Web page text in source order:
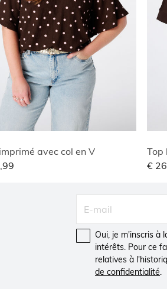
avec col en V
Top
€
Oui, je m'inscris à
intérêts. Pour ce
relatives à
de confidentialité.